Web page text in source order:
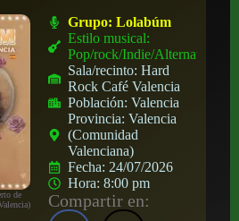
de
Grupo:Lolabúm
Estilo musical:
Pop/rock/Indie/Alternativo
Sala/recinto:Hard
Rock Café Valencia
Población:Valencia
Provincia:Valencia
(Comunidad
Valenciana)
Fecha: 24/07/2026
Hora:8:00 pm
Compartir en: